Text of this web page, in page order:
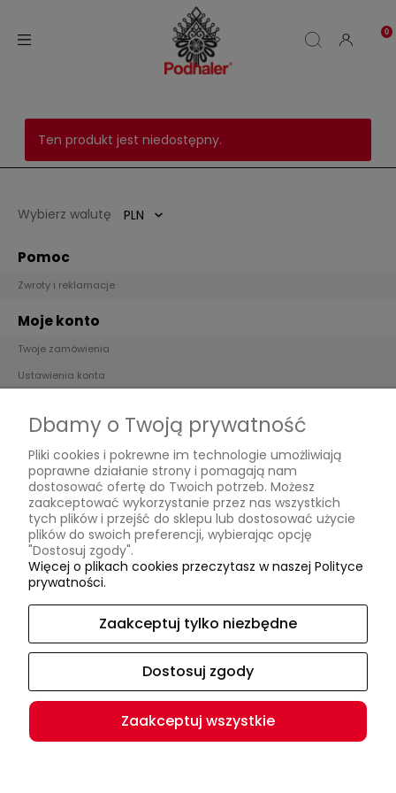
Ten produkt jest niedostępny.
Wybierz walutę
Pomoc
Zwroty i reklamacje
Moje konto
Twoje zamówienia
Ustawienia konta
Płatności i dostawa
Formy płatności
Czas i koszty dostawy
Czas realizacji zamówienia
Informacje
Jak się mierzyć?
Kontakt i dane firmy
Dbamy o Twoją prywatność
Pliki cookies i pokrewne im technologie umożliwiają
poprawne działanie strony i pomagają nam
dostosować ofertę do Twoich potrzeb. Możesz
zaakceptować wykorzystanie przez nas wszystkich
tych plików i przejść do sklepu lub dostosować użycie
plików do swoich preferencji, wybierając opcję
"Dostosuj zgody".
Więcej o plikach cookies przeczytasz w naszej Polityce
prywatności.
Zaakceptuj tylko niezbędne
Dostosuj zgody
Zaakceptuj wszystkie